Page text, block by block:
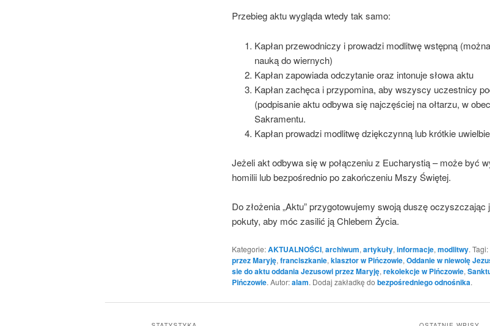
Przebieg aktu wygląda wtedy tak samo:
Kapłan przewodniczy i prowadzi modlitwę wstępną
nauką do wiernych)
Kapłan zapowiada odczytanie oraz intonuje słowa aktu
Kapłan zachęca i przypomina, aby wszyscy uczestnicy
(podpisanie aktu odbywa się najczęściej na ołtarzu, w
Sakramentu.
Kapłan prowadzi modlitwę dziękczynną lub krótkie
Jeżeli akt odbywa się w połączeniu z Eucharystią – może być
homilii lub bezpośrednio po zakończeniu Mszy Świętej.
Do złożenia „Aktu” przygotowujemy swoją duszę
pokuty, aby móc zasilić ją Chlebem Życia.
Kategorie:AKTUALNOŚCI, archiwum, artykuły, informacje, modlitwy. Tagi:
przez Maryję, franciszkanie, klasztor w Pińczowie, Oddanie w niewolę
sie do aktu oddania Jezusowi przez Maryję, rekolekcje w Pińczowie,
Pińczowie. Autor:alam. Dodaj zakładkę do bezpośredniego odnośnika.